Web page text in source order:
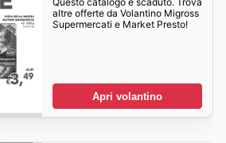
altre offerte da Volantino Migross
Supermercati e Market Presto!
Apri volantino